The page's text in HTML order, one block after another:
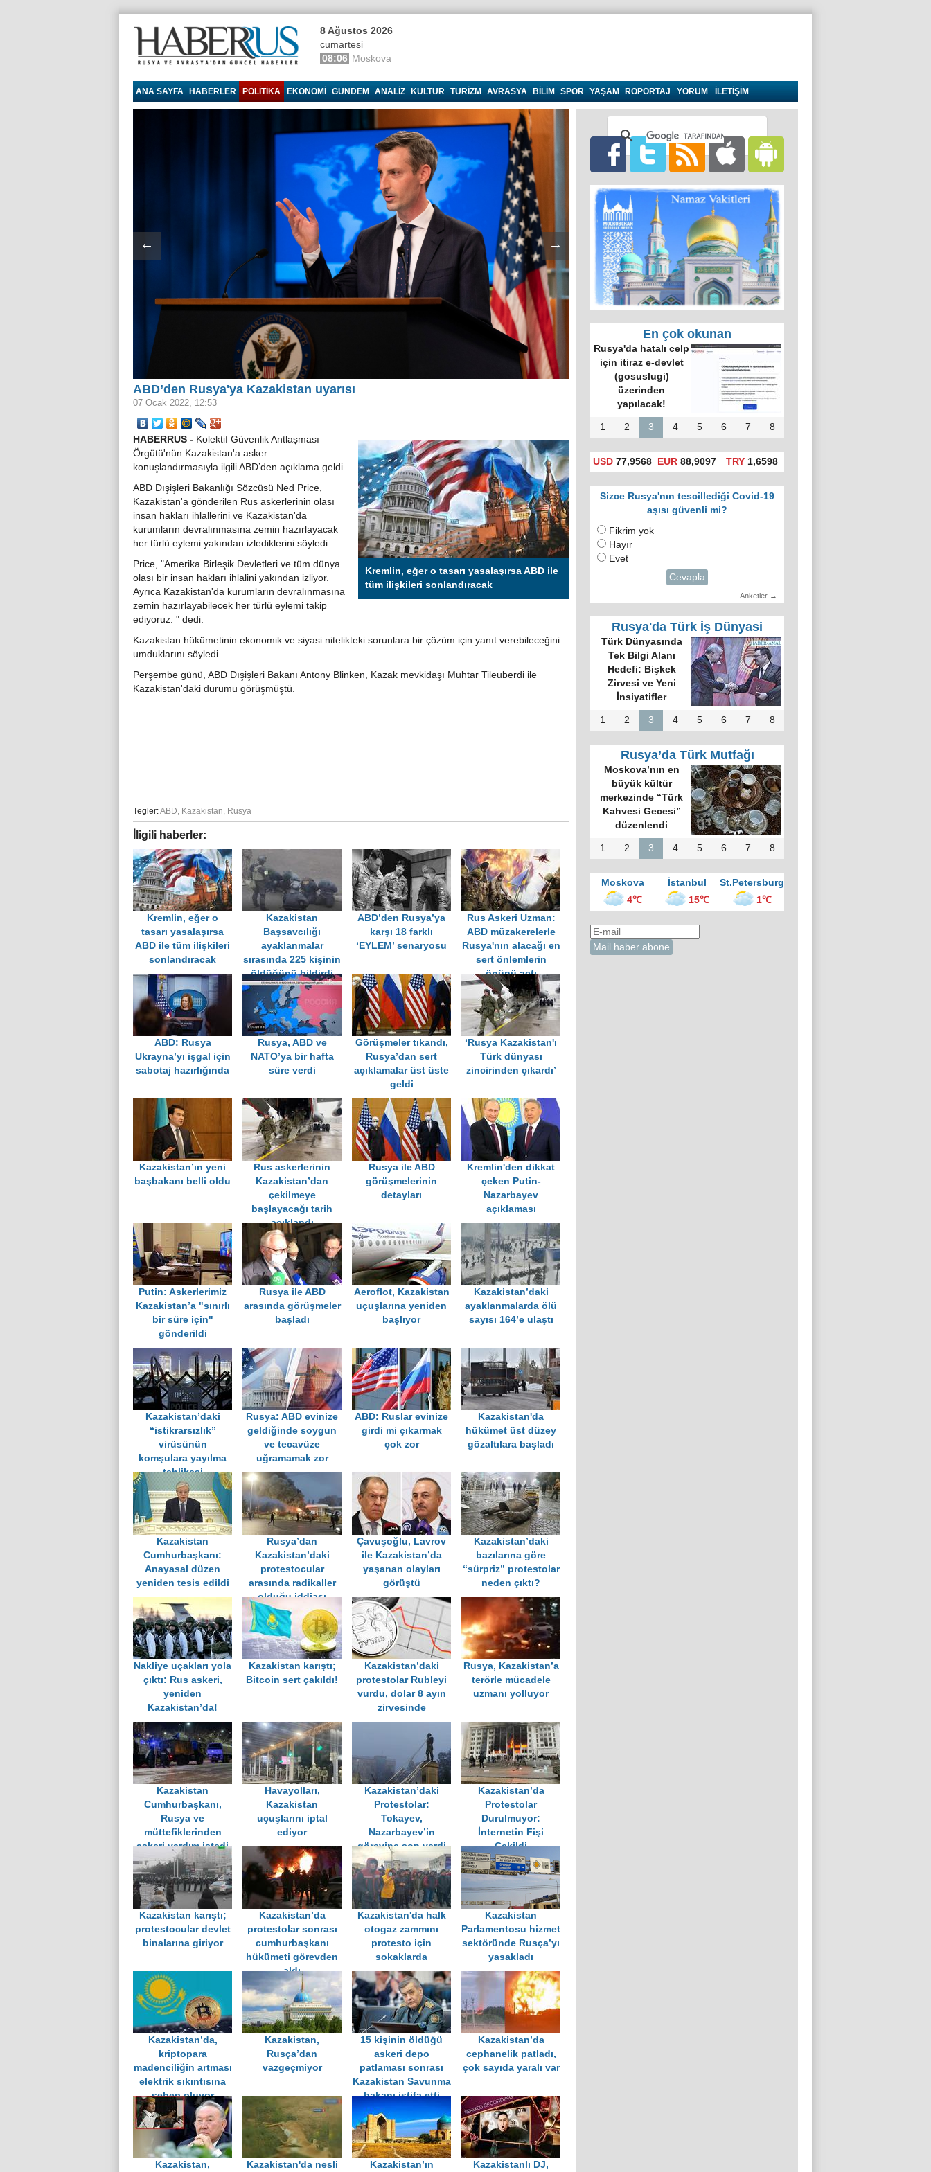
8 Ağustos 2026
cumartesi
08:06 Moskova
ANA SAYFA HABERLER POLITIKA EKONOMI GÜNDEM ANALIZ KÜLTÜR TURIZM AVRASYA BILIM SPOR YAŞAM RÖPORTAJ YORUM İLETİŞİM
← →
ABD’den Rusya'ya Kazakistan uyarısı
07 Ocak 2022, 12:53
Kremlin, eğer o tasarı yasalaşırsa ABD ile
tüm ilişkileri sonlandıracak
HABERRUS - Kolektif Güvenlik Antlaşması
Örgütü'nün Kazakistan'a asker
konuşlandırmasıyla ilgili ABD’den açıklama geldi.
ABD Dışişleri Bakanlığı Sözcüsü Ned Price,
Kazakistan'a gönderilen Rus askerlerinin olası
insan hakları ihlallerini ve Kazakistan'da
kurumların devralınmasına zemin hazırlayacak
her türlü eylemi yakından izlediklerini söyledi.
Price, "Amerika Birleşik Devletleri ve tüm dünya
olası bir insan hakları ihlalini yakından izliyor.
Ayrıca Kazakistan'da kurumların devralınmasına
zemin hazırlayabilecek her türlü eylemi takip
ediyoruz. " dedi.
Kazakistan hükümetinin ekonomik ve siyasi nitelikteki sorunlara bir çözüm için yanıt verebileceğini
umduklarını söyledi.
Perşembe günü, ABD Dışişleri Bakanı Antony Blinken, Kazak mevkidaşı Muhtar Tileuberdi ile
Kazakistan'daki durumu görüşmüştü.
Tegler:ABD, Kazakistan, Rusya
İligili haberler:
Kremlin, eğer o
tasarı yasalaşırsa
ABD ile tüm ilişkileri
sonlandıracak
Kazakistan
Başsavcılığı
ayaklanmalar
sırasında 225 kişinin
öldüğünü bildirdi
ABD’den Rusya’ya
karşı 18 farklı
‘EYLEM’ senaryosu
Rus Askeri Uzman:
ABD müzakerelerle
Rusya'nın alacağı en
sert önlemlerin
önünü açtı
ABD: Rusya
Ukrayna’yı işgal için
sabotaj hazırlığında
Rusya, ABD ve
NATO’ya bir hafta
süre verdi
Görüşmeler tıkandı,
Rusya’dan sert
açıklamalar üst üste
geldi
‘Rusya Kazakistan'ı
Türk dünyası
zincirinden çıkardı’
Kazakistan’ın yeni
başbakanı belli oldu
Rus askerlerinin
Kazakistan’dan
çekilmeye
başlayacağı tarih
açıklandı
Rusya ile ABD
görüşmelerinin
detayları
Kremlin'den dikkat
çeken Putin-
Nazarbayev
açıklaması
Putin: Askerlerimiz
Kazakistan’a "sınırlı
bir süre için"
gönderildi
Rusya ile ABD
arasında görüşmeler
başladı
Aeroflot, Kazakistan
uçuşlarına yeniden
başlıyor
Kazakistan’daki
ayaklanmalarda ölü
sayısı 164’e ulaştı
Kazakistan’daki
“istikrarsızlık’’
virüsünün
komşulara yayılma
tehlikesi
Rusya: ABD evinize
geldiğinde soygun
ve tecavüze
uğramamak zor
ABD: Ruslar evinize
girdi mi çıkarmak
çok zor
Kazakistan'da
hükümet üst düzey
gözaltılara başladı
Kazakistan
Cumhurbaşkanı:
Anayasal düzen
yeniden tesis edildi
Rusya’dan
Kazakistan’daki
protestocular
arasında radikaller
olduğu iddiası
Çavuşoğlu, Lavrov
ile Kazakistan’da
yaşanan olayları
görüştü
Kazakistan’daki
bazılarına göre
“sürpriz” protestolar
neden çıktı?
Nakliye uçakları yola
çıktı: Rus askeri,
yeniden
Kazakistan’da!
Kazakistan karıştı;
Bitcoin sert çakıldı!
Kazakistan’daki
protestolar Rubleyi
vurdu, dolar 8 ayın
zirvesinde
Rusya, Kazakistan’a
terörle mücadele
uzmanı yolluyor
Kazakistan
Cumhurbaşkanı,
Rusya ve
müttefiklerinden
askeri yardım istedi
Havayolları,
Kazakistan
uçuşlarını iptal
ediyor
Kazakistan’daki
Protestolar:
Tokayev,
Nazarbayev’in
görevine son verdi
Kazakistan’da
Protestolar
Durulmuyor:
İnternetin Fişi
Çekildi
Kazakistan karıştı;
protestocular devlet
binalarına giriyor
Kazakistan’da
protestolar sonrası
cumhurbaşkanı
hükümeti görevden
aldı
Kazakistan'da halk
otogaz zammını
protesto için
sokaklarda
Kazakistan
Parlamentosu hizmet
sektöründe Rusça’yı
yasakladı
Kazakistan’da,
kriptopara
madenciliğin artması
elektrik sıkıntısına
sebep oluyor
Kazakistan,
Rusça’dan
vazgeçmiyor
15 kişinin öldüğü
askeri depo
patlaması sonrası
Kazakistan Savunma
bakanı istifa etti
Kazakistan’da
cephanelik patladı,
çok sayıda yaralı var
Kazakistan, Kazakistan'da nesli Kazakistan’ın Kazakistanlı DJ,
En çok okunan
Rusya'da hatalı celp
için itiraz e-devlet
(gosuslugi)
üzerinden
yapılacak!
1 2 3 4 5 6 7 8
USD 77,9568 EUR 88,9097 TRY1,6598
Sizce Rusya'nın tescillediği Covid-19
aşısı güvenli mi?
Fikrim yok
Hayır
Evet
Cevapla
Anketler →
Rusya'da Türk İş Dünyasi
Türk Dünyasında
Tek Bilgi Alanı
Hedefi: Bişkek
Zirvesi ve Yeni
İnsiyatifler
1 2 3 4 5 6 7 8
Rusya’da Türk Mutfağı
Moskova’nın en
büyük kültür
merkezinde “Türk
Kahvesi Gecesi”
düzenlendi
1 2 3 4 5 6 7 8
Moskova İstanbul
St.Petersburg
4℃
15℃ 1℃